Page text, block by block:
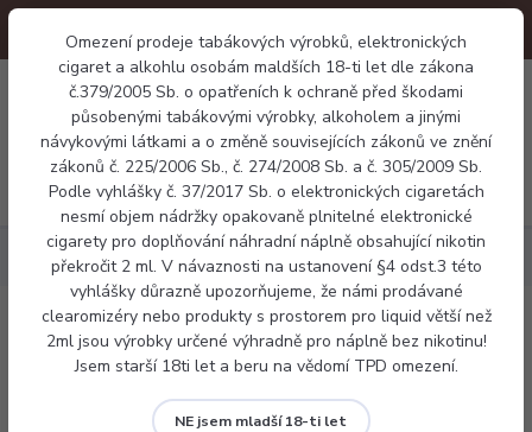
Omezení prodeje tabákových výrobků, elektronických
cigaret a alkohlu osobám maldších 18-ti let dle zákona
č.379/2005 Sb. o opatřeních k ochraně před škodami
působenými tabákovými výrobky, alkoholem a jinými
návykovými látkami a o změně souvisejících zákonů ve znění
zákonů č. 225/2006 Sb., č. 274/2008 Sb. a č. 305/2009 Sb.
Podle vyhlášky č. 37/2017 Sb. o elektronických cigaretách
nesmí objem nádržky opakovaně plnitelné elektronické
cigarety pro doplňování náhradní náplně obsahující nikotin
překročit 2 ml. V návaznosti na ustanovení §4 odst.3 této
vyhlášky důrazně upozorňujeme, že námi prodávané
clearomizéry nebo produkty s prostorem pro liquid větší než
2ml jsou výrobky určené výhradně pro náplně bez nikotinu!
Jsem starší 18ti let a beru na vědomí TPD omezení.
NE jsem mladší 18-ti let
Menu
0 Kč
Náplně Ovocné E-liquid Dekang Raspberry 10ml
E-liquid Dekang Raspberry 10ml